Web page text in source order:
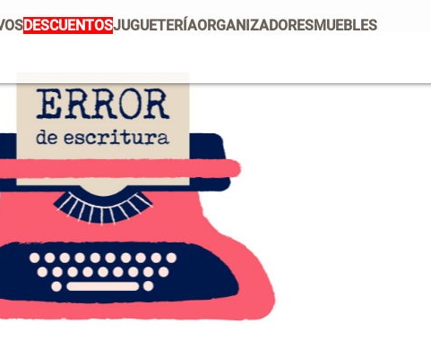
DESCUENTOSJUGUETERÍAORGANIZADORESMUEBLES
Platos
Set 2 Potes de Silicona